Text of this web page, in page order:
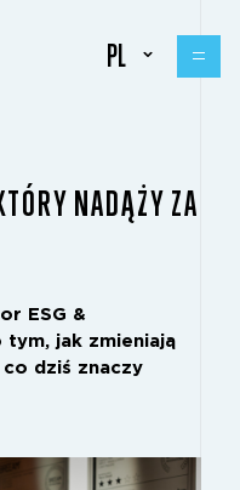
PL
NADĄŻY ZA
ESG &
jak zmieniają
dziś znaczy